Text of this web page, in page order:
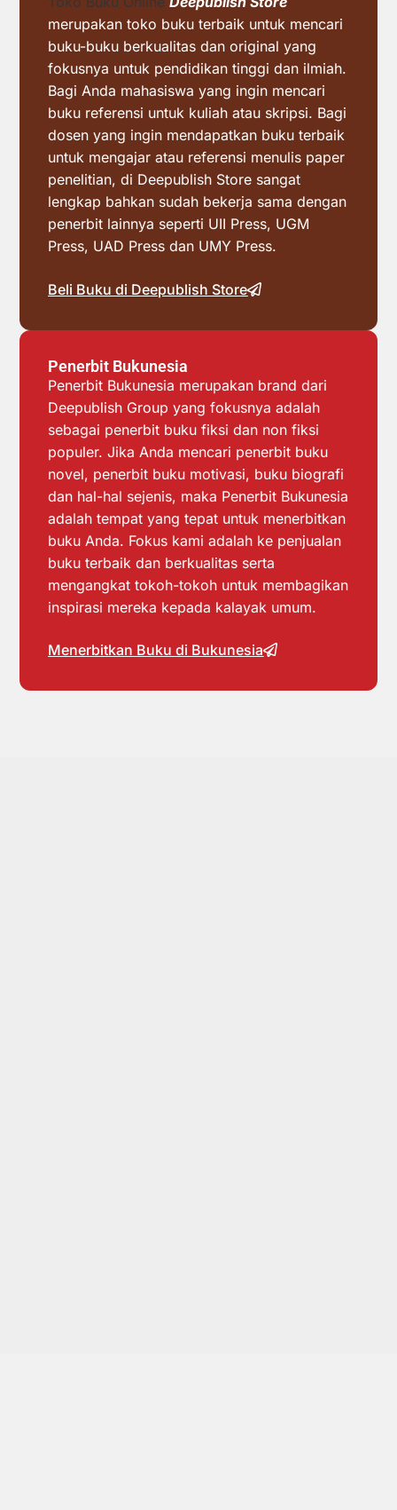
merupakan toko buku terbaik untuk mencari
buku-buku berkualitas dan original yang
fokusnya untuk pendidikan tinggi dan ilmiah.
Bagi Anda mahasiswa yang ingin mencari
buku referensi untuk kuliah atau skripsi. Bagi
dosen yang ingin mendapatkan buku terbaik
untuk mengajar atau referensi menulis paper
penelitian, di Deepublish Store sangat
lengkap bahkan sudah bekerja sama dengan
penerbit lainnya seperti UII Press, UGM
Press, UAD Press dan UMY Press.
Beli Buku di Deepublish Store
Penerbit Bukunesia
Penerbit Bukunesia merupakan brand dari
Deepublish Group yang fokusnya adalah
sebagai penerbit buku fiksi dan non fiksi
populer. Jika Anda mencari penerbit buku
novel, penerbit buku motivasi, buku biografi
dan hal-hal sejenis, maka Penerbit Bukunesia
adalah tempat yang tepat untuk menerbitkan
buku Anda. Fokus kami adalah ke penjualan
buku terbaik dan berkualitas serta
mengangkat tokoh-tokoh untuk membagikan
inspirasi mereka kepada kalayak umum.
Menerbitkan Buku di Bukunesia